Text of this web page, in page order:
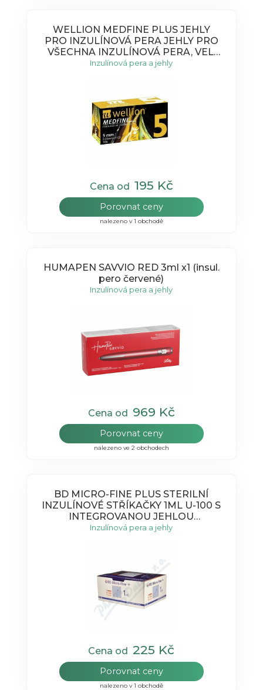
WELLION MEDFINE PLUS JEHLY
PRO INZULÍNOVÁ PERA JEHLY PRO
VŠECHNA INZULÍNOVÁ PERA, VEL.
31G X 5 MM
Inzulínová pera a jehly
Cena od 195 Kč
Porovnat ceny
nalezeno v 1 obchodě
HUMAPEN SAVVIO RED 3ml x1 (insul.
pero červené)
Inzulínová pera a jehly
Cena od 969 Kč
Porovnat ceny
nalezeno ve 2 obchodech
BD MICRO-FINE PLUS STERILNÍ
INZULÍNOVÉ STŘÍKAČKY 1ML U-100 S
INTEGROVANOU JEHLOU
29GX12,7MM/100KS - II. jakost
Inzulínová pera a jehly
Cena od225 Kč
Porovnat ceny
nalezeno v 1 obchodě